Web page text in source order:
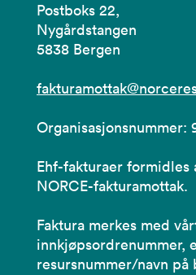
Postboks 22,
Nygårdstangen
5838 Bergen
Organisasjonsnummer:
Ehf-fakturaer formidles
NORCE-fakturamottak.
Faktura merkes med
innkjøpsordrenummer,
resursnummer/navn på